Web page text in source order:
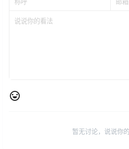
暂无讨论，说说你